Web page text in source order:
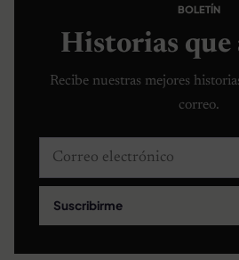
BOLETÍN
Historias que
Recibe nuestras mejores
correo.
Correo electrónico
Suscribirme